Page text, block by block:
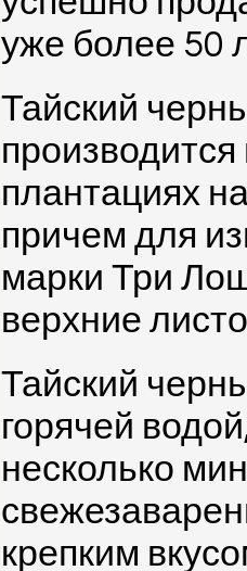
уже более 50
Тайский
плантациях
причем для
марки Три
верхние
Тайский
горячей
несколько
крепким